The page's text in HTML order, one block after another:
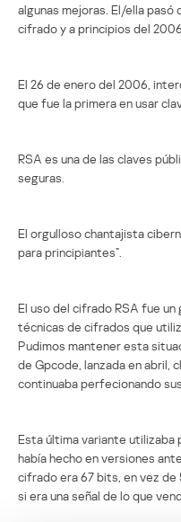
algunas mejoras. El/ella
cifrado y a principios del
El 26 de enero del 2006,
que fue la primera en usar
RSA es una de las claves
seguras.
El orgulloso chantajista
para principiantes”.
El uso del cifrado RSA fue
técnicas de cifrados que
Pudimos mantener esta
de Gpcode, lanzada en abril,
continuaba perfecionando
Esta última variante utilizaba
había hecho en versiones
cifrado era 67 bits, en vez de
si era una señal de lo que